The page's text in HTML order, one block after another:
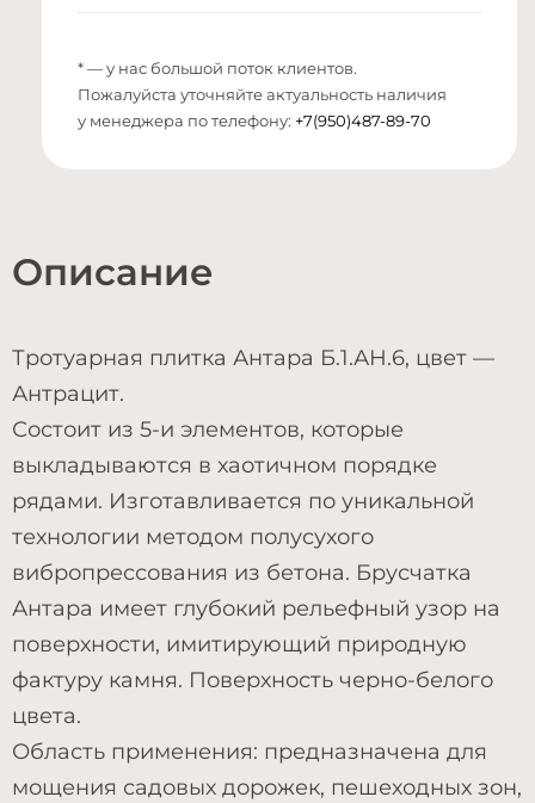
* — у нас большой поток клиентов.
Пожалуйста уточняйте актуальность наличия
у менеджера по телефону: +7(950)487-89-70
Описание
Тротуарная плитка Антара Б.1.АН.6, цвет —
Антрацит.
Состоит из 5-и элементов, которые
выкладываются в хаотичном порядке
рядами. Изготавливается по уникальной
технологии методом полусухого
вибропрессования из бетона. Брусчатка
Антара имеет глубокий рельефный узор на
поверхности, имитирующий природную
фактуру камня. Поверхность черно-белого
цвета.
Область применения: предназначена для
мощения садовых дорожек, пешеходных зон,